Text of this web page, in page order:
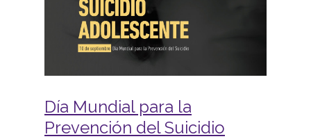
Día Mundial para la
Prevención del Suicidio